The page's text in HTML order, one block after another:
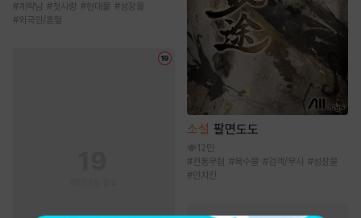
# 계략남 #첫사랑 #현대물 #성장물
#외국인/혼혈
소설 팔면도도
12만
#전통무협 #복수물 #검객/무사 #성장물
#먼치킨